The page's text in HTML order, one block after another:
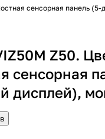
сенсорная панель
Z50.
сенсорная
дисплей),